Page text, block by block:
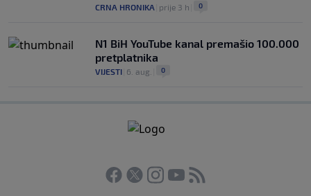
CRNA HRONIKA prije 3 h 0
N1 BiH YouTube kanal premašio 100.000
pretplatnika
VIJESTI 6. aug. 0